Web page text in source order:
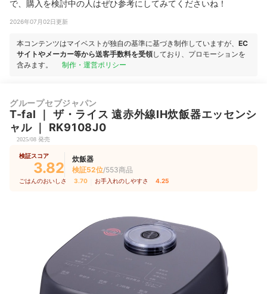
で、購入を検討中の人はぜひ参考にしてみてくださいね！
2026年07月02日更新
本コンテンツはマイベストが独自の基準に基づき制作していますが、 EC
サイトやメーカー等から送客手数料を受領しており、プロモーションを
含みます。
制作・運営ポリシー
グループセブジャパン
T-fal
ザ・ライス 遠赤外線IH炊飯器エッセンシ
ャル｜ RK9108J0
2025/08 発売
検証スコア
3.82
炊飯器
検証52位/553商品
ごはんのおいしさ 3.70 お手入れのしやすさ 4.25